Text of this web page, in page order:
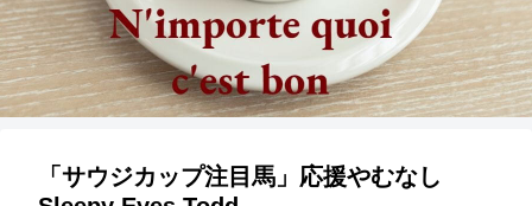
「サウジカップ注目馬」応援やむなし